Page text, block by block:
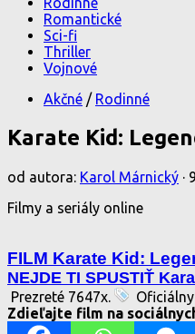
Romantické
Sci-fi
Thriller
Vojnové
Akčné / Rodinné
Karate Kid:
od autora: Karol Márnický ·
Filmy a seriály online
FILM Karate Kid:
NEJDE TI SPUSTIŤ
Prezreté 7647x.
Zdieľajte film na